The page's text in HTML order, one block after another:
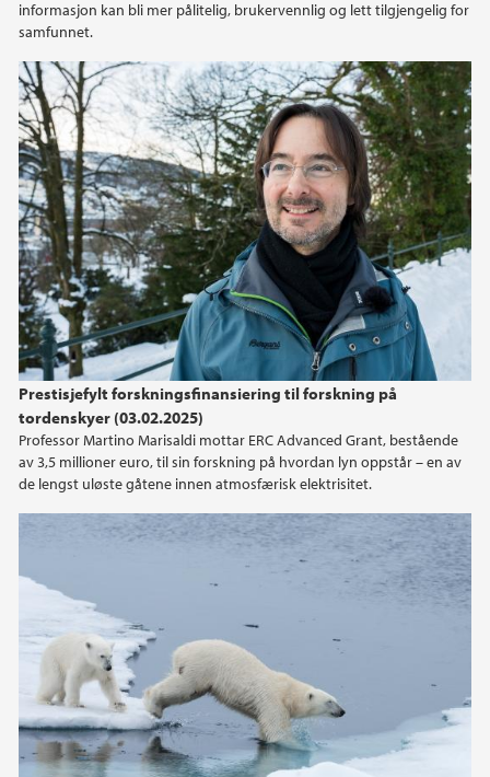
informasjon kan bli mer pålitelig, brukervennlig og lett tilgjengelig for
samfunnet.
Prestisjefylt forskningsfinansiering til forskning på
tordenskyer (03.02.2025)
Professor Martino Marisaldi mottar ERC Advanced Grant, bestående
av 3,5 millioner euro, til sin forskning på hvordan lyn oppstår – en av
de lengst uløste gåtene innen atmosfærisk elektrisitet.